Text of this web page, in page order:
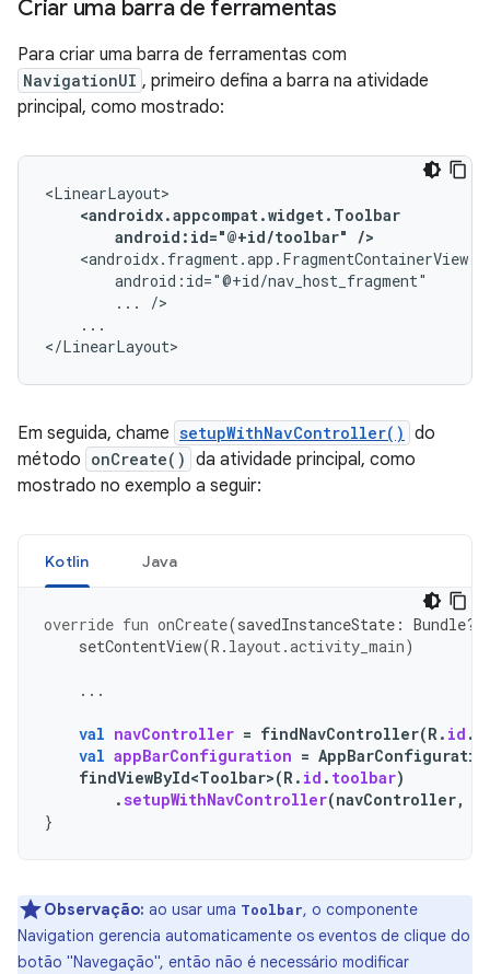
Criar uma barra de ferramentas
Para criar uma barra de ferramentas com
NavigationUI , primeiro defina a barra na atividade
principal, como mostrado:
android:id="@+id/toolbar" />
...
...
</LinearLayout>
Em seguida, chame setupWithNavController() do
método onCreate() da atividade principal, como
mostrado no exemplo a seguir:
Kotlin Java
override fun onCreate(savedInstanceState : Bundle?)
setContentView(R . layout.activity_main)
...
val navController = findNavController(R. id .
val appBarConfiguration =
findViewById<Toolbar>(R. id . toolbar)
.setupWithNavController(navController,
}
Observação: ao usar uma Toolbar, o componente
Navigation gerencia automaticamente os eventos de clique do
botão "Navegação", então não é necessário modificar